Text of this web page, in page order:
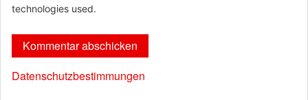
technologies used.
Datenschutzbestimmungen